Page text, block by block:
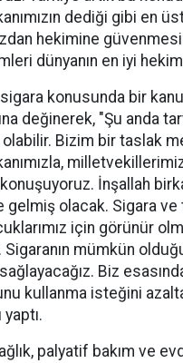
dediği gibi en
hekimine
dünyanın en iyi
konusunda bir
değinerek, "Şu anda
Bizim bir taslak
İnşallah
gelmiş olacak. Sigara ve
için görünür
mümkün
Biz
kullanma isteğini
yaptı.
palyatif bakım ve